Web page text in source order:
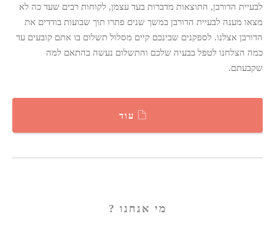
לבעיית הדורבן, התוצאות מדברות בעד עצמן, לקוחות רבים שעד כה לא
מצאו מענה לבעיית הדורבן במשך שנים פתרו תוך שבועות בודדים את
הדורבן אצלנו. לספקנים שבינכם קיים מסלול תשלום בו אתם קובעים עד
כמה הצלחנו לטפל בבעיה שלכם והתשלום נעשה בהתאם למה
שקבעתם.
עוד
מי אנחנו ?